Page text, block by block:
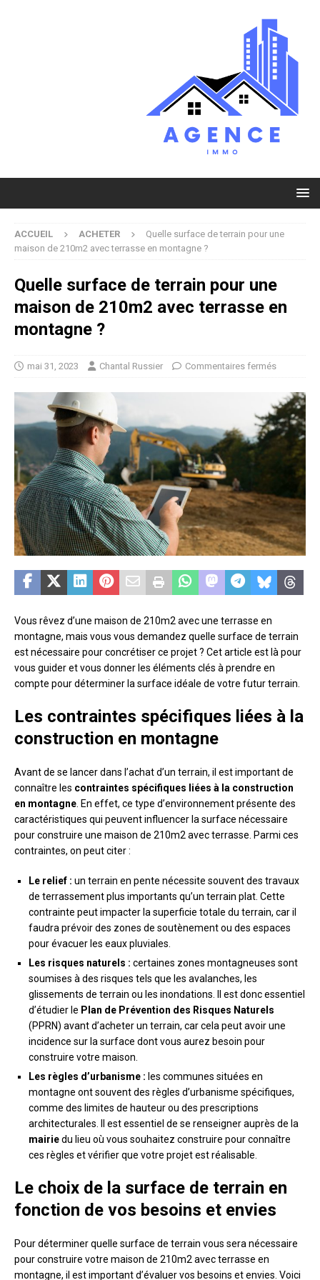
ACCUEIL ACHETER
Quelle surface de terrain pour une
maison de 210m2 avec terrasse en montagne ?
Quelle surface de terrain pour une
maison de 210m2 avec terrasse en
montagne ?
mai 31, 2023 Chantal Russier Commentaires fermés
Vous rêvez d’une maison de 210m2 avec une terrasse en
montagne, mais vous vous demandez quelle surface de terrain
est nécessaire pour concrétiser ce projet ? Cet article est là pour
vous guider et vous donner les éléments clés à prendre en
compte pour déterminer la surface idéale de votre futur terrain.
Les contraintes spécifiques liées à la
construction en montagne
Avant de se lancer dans l’achat d’un terrain, il est important de
connaître les contraintes spécifiques liées à la construction
en montagne . En effet, ce type d’environnement présente des
caractéristiques qui peuvent influencer la surface nécessaire
pour construire une maison de 210m2 avec terrasse. Parmi ces
contraintes, on peut citer :
Le relief : un terrain en pente nécessite souvent des travaux
de terrassement plus importants qu’un terrain plat. Cette
contrainte peut impacter la superficie totale du terrain, car il
faudra prévoir des zones de soutènement ou des espaces
pour évacuer les eaux pluviales.
Les risques naturels : certaines zones montagneuses sont
soumises à des risques tels que les avalanches, les
glissements de terrain ou les inondations. Il est donc essentiel
d’étudier le Plan de Prévention des Risques Naturels
(PPRN) avant d’acheter un terrain, car cela peut avoir une
incidence sur la surface dont vous aurez besoin pour
construire votre maison.
Les règles d’urbanisme : les communes situées en
montagne ont souvent des règles d’urbanisme spécifiques,
comme des limites de hauteur ou des prescriptions
architecturales. Il est essentiel de se renseigner auprès de la
mairiedu lieu où vous souhaitez construire pour connaître
ces règles et vérifier que votre projet est réalisable.
Le choix de la surface de terrain en
fonction de vos besoins et envies
Pour déterminer quelle surface de terrain vous sera nécessaire
pour construire votre maison de 210m2 avec terrasse en
montagne, il est important d’évaluer vos besoins et envies. Voici